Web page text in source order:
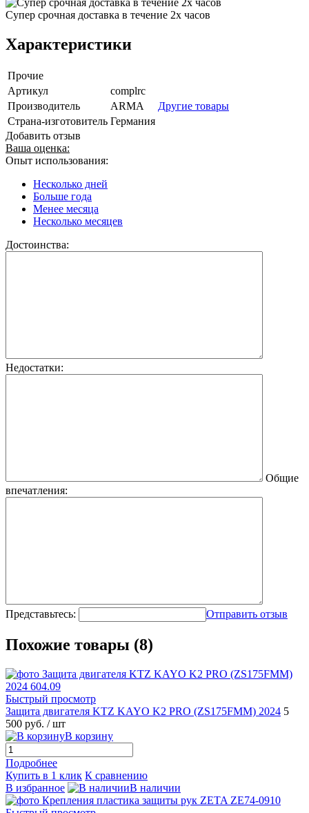
Супер срочная доставка в течение 2х часов
Характеристики
Прочие
Артикул
complrc
Производитель
ARMA
Другие товары
Страна-изготовитель Германия
Добавить отзыв
Ваша оценка:
Опыт использования:
Несколько дней
Больше года
Менее месяца
Несколько месяцев
Достоинства:
Недостатки:
Общие
впечатления:
Представьтесь: Отправить отзыв
Похожие товары (8)
Быстрый просмотр
Защита двигателя KTZ KAYO K2 PRO (ZS175FMM) 2024 5
500 руб. / шт
В корзину
Подробнее
Купить в 1 клик К сравнению
В избранное
В наличии